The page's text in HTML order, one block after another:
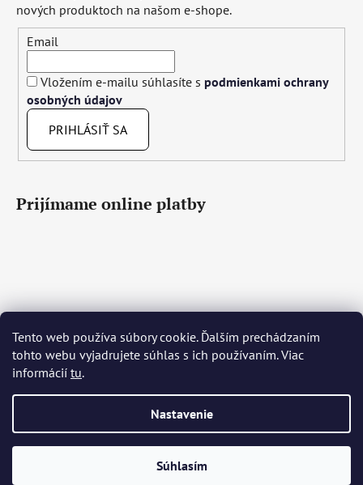
Tento web používa súbory cookie. Ďalším prechádzaním
tohto webu vyjadrujete súhlas s ich používaním. Viac
informácií tu.
Nastavenie
Súhlasím
nových produktoch na našom e-shope.
Email
Vložením e-mailu súhlasíte s podmienkami ochrany
osobných údajov
PRIHLÁSIŤ SA
Prijímame online platby
Čeština Slovenčina English Deutsch Magyar
Język polski Română Italiano Español Français
Português
Nederlands Українська Ελληνικά Svenska Dansk
Bohemia Crystal Glass